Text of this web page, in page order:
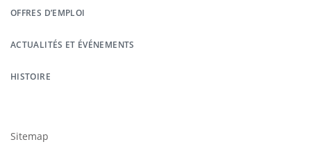
OFFRES D’EMPLOI
ACTUALITÉS ET ÉVÉNEMENTS
HISTOIRE
Sitemap